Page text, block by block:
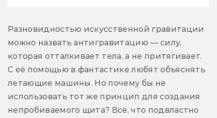
Разновидностью искусственной гравитации
можно назвать антигравитацию — силу,
которая отталкивает тела, а не притягивает.
С её помощью в фантастике любят объяснять
летающие машины. Но почему бы не
использовать тот же принцип для создания
непробиваемого щита? Всё, что подвластно